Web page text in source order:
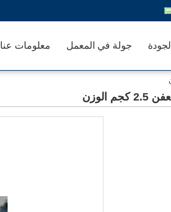
معلومات عنا جولة في المعمل